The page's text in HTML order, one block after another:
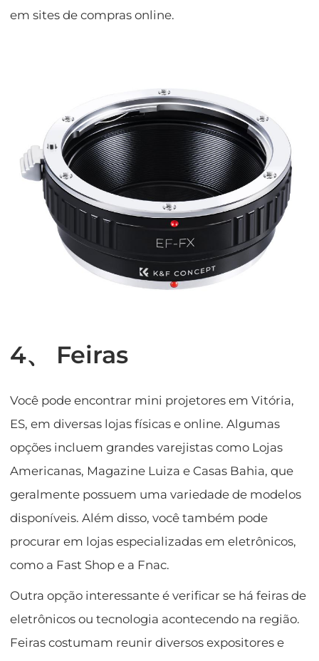
em sites de compras online.
4、 Feiras
Você pode encontrar mini projetores em Vitória,
ES, em diversas lojas físicas e online. Algumas
opções incluem grandes varejistas como Lojas
Americanas, Magazine Luiza e Casas Bahia, que
geralmente possuem uma variedade de modelos
disponíveis. Além disso, você também pode
procurar em lojas especializadas em eletrônicos,
como a Fast Shop e a Fnac.
Outra opção interessante é verificar se há feiras de
eletrônicos ou tecnologia acontecendo na região.
Feiras costumam reunir diversos expositores e